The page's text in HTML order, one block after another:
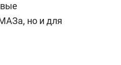
но и для